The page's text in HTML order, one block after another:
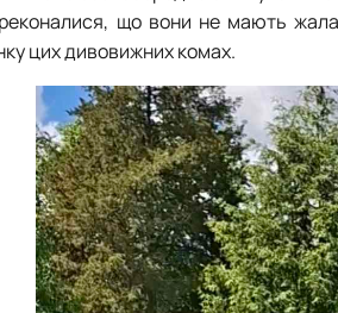
що вони не мають
цих дивовижних комах.